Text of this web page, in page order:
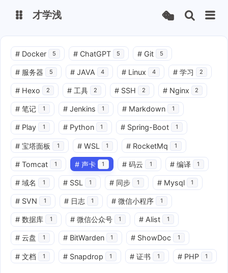
博客 文档管理
同步文件 Chagpt Ai
Lsky图床
uni-bimitv bimi-api
才学浅
# Docker 5 # ChatGPT 5 # Git 5
# 服务器 5 # JAVA 4 # Linux 4 # 学习 2
# Hexo 2 # 工具 2 # SSH 2 # Nginx 2
# 笔记 1 # Jenkins 1 # Markdown 1
# Play 1 # Python 1 # Spring-Boot 1
# 宝塔面板 1 # WSL 1 # RocketMq 1
# Tomcat 1 # 声卡 1 # 码云 1 # 编译 1
# 域名 1 # SSL 1 # 同步 1 # Mysql 1
# SVN 1 # 日志 1 # 微信小程序 1
# 数据库 1 # 微信公众号 1 # Alist 1
# 云盘 1 # BitWarden 1 # ShowDoc 1
# 文档 1 # Snapdrop 1 # 证书 1 # PHP 1